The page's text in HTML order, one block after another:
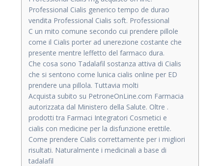
Professional Cialis generico tempo de durao
vendita Professional Cialis soft. Professional
C un mito comune secondo cui prendere pillole
come il Cialis porter ad unerezione costante che
presente mentre leffetto del farmaco dura.
Che cosa sono Tadalafil sostanza attiva di Cialis
che si sentono come lunica cialis online per ED
prendere una pillola. Tuttavia molti
Acquista subito su PetroneOnLine.com Farmacia
autorizzata dal Ministero della Salute. Oltre .
prodotti tra Farmaci Integratori Cosmetici e
cialis con medicine per la disfunzione erettile.
Come prendere Cialis correttamente per i migliori
risultati. Naturalmente i medicinali a base di
tadalafil